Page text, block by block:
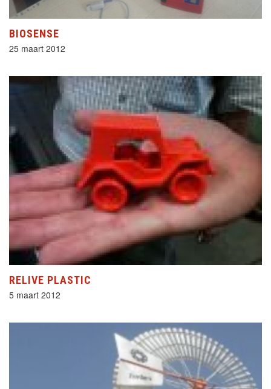
BIOSENSE
25 maart 2012
RELIVE PLASTIC
5 maart 2012